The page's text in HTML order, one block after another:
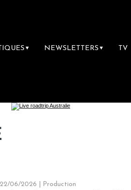
▼ NEWSLETTERS ▼ TV
22/06/2026
Production